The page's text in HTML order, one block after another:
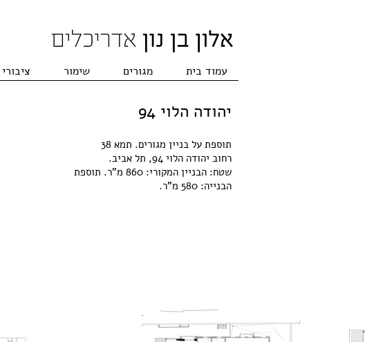
ציבורי שימור מגורים עמוד בית
יהודה הלוי 94
תוספת על בניין מגורים. תמא 38
רחוב יהודה הלוי 94, תל אביב.
שטח: הבניין המקורי: 860 מ"ר. תוספת
הבנייה: 580 מ"ר.